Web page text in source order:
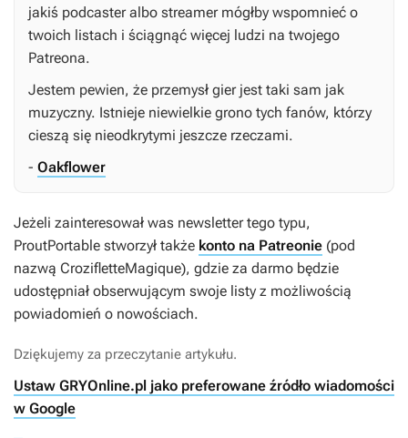
jakiś podcaster albo streamer mógłby wspomnieć o
twoich listach i ściągnąć więcej ludzi na twojego
Patreona.
Jestem pewien, że przemysł gier jest taki sam jak
muzyczny. Istnieje niewielkie grono tych fanów, którzy
cieszą się nieodkrytymi jeszcze rzeczami.
- Oakflower
Jeżeli zainteresował was newsletter tego typu,
ProutPortable stworzył także konto na Patreonie (pod
nazwą CrozifletteMagique), gdzie za darmo będzie
udostępniał obserwującym swoje listy z możliwością
powiadomień o nowościach.
Dziękujemy za przeczytanie artykułu.
Ustaw GRYOnline.pl jako preferowane źródło wiadomości
w Google